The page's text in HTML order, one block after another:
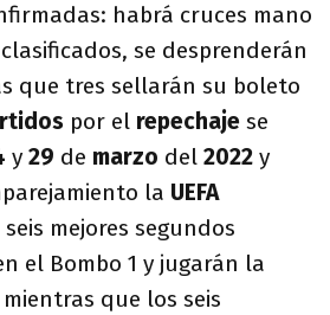
habrá cruces mano
se desprenderán
que tres sellarán su boleto
por el repechaje se
y 29 de marzo del 2022 y
la UEFA
mejores segundos
el Bombo 1 y jugarán la
que los seis